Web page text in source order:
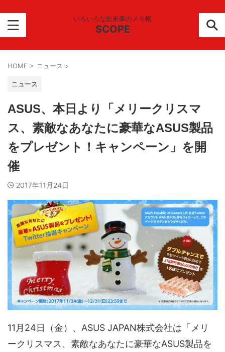
いろいろな出来事のメモ帳
SCOPE
HOME > ニュース >
ニュース
ASUS、本日より「メリークリスマ
ス、素敵なあなたに豪華なASUS製品
をプレゼント！キャンペーン」を開
催
2017年11月24日
11月24日（金）、ASUS JAPAN株式会社は「メリ
ークリスマス、素敵なあなたに豪華なASUS製品を